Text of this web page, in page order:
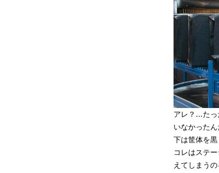
アレ？…たっ
いなかった
下は筐体を
コレはステ
えてしまう